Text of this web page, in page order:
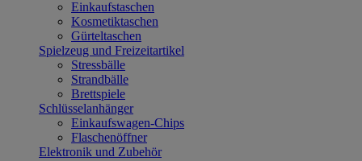
Einkaufstaschen
Kosmetiktaschen
Gürteltaschen
Spielzeug und Freizeitartikel
Stressbälle
Strandbälle
Brettspiele
Schlüsselanhänger
Einkaufswagen-Chips
Flaschenöffner
Elektronik und Zubehör